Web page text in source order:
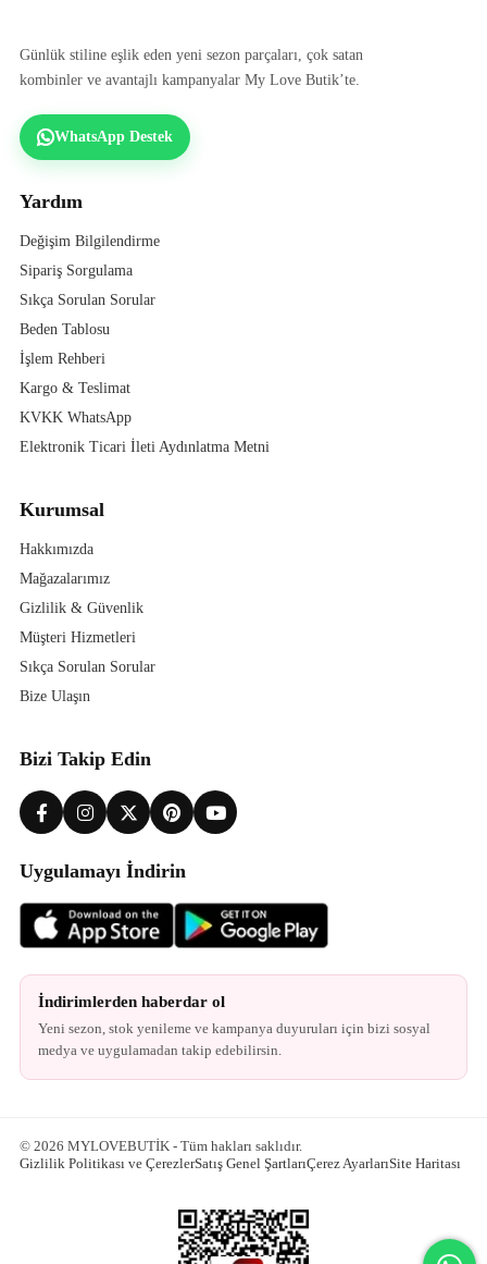
Günlük stiline eşlik eden yeni sezon parçaları, çok satan
kombinler ve avantajlı kampanyalar My Love Butik’te.
WhatsApp Destek
Yardım
Değişim Bilgilendirme
Sipariş Sorgulama
Sıkça Sorulan Sorular
Beden Tablosu
İşlem Rehberi
Kargo & Teslimat
KVKK WhatsApp
Elektronik Ticari İleti Aydınlatma Metni
Kurumsal
Hakkımızda
Mağazalarımız
Gizlilik & Güvenlik
Müşteri Hizmetleri
Sıkça Sorulan Sorular
Bize Ulaşın
Bizi Takip Edin
Uygulamayı İndirin
İndirimlerden haberdar ol
Yeni sezon, stok yenileme ve kampanya duyuruları için bizi sosyal
medya ve uygulamadan takip edebilirsin.
© 2026 MYLOVEBUTİK - Tüm hakları saklıdır.
Gizlilik Politikası ve ÇerezlerSatış Genel ŞartlarıÇerez AyarlarıSite Haritası